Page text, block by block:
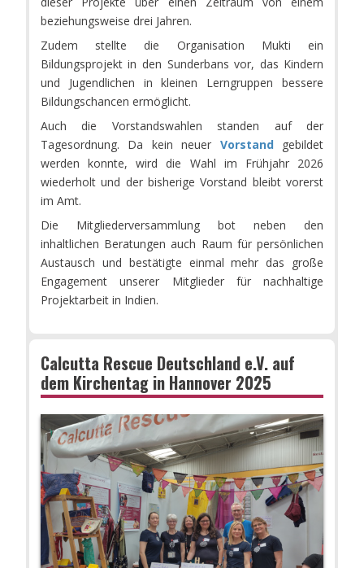
beziehungsweise drei Jahren.
Zudem stellte die Organisation Mukti ein
Bildungsprojekt in den Sunderbans vor, das Kindern
und Jugendlichen in kleinen Lerngruppen bessere
Bildungschancen ermöglicht.
Auch die Vorstandswahlen standen auf der
Tagesordnung. Da kein neuer Vorstandgebildet
werden konnte, wird die Wahl im Frühjahr 2026
wiederholt und der bisherige Vorstand bleibt vorerst
im Amt.
Die Mitgliederversammlung bot neben den
inhaltlichen Beratungen auch Raum für persönlichen
Austausch und bestätigte einmal mehr das große
Engagement unserer Mitglieder für nachhaltige
Projektarbeit in Indien.
Calcutta Rescue Deutschland e.V. auf
dem Kirchentag in Hannover 2025